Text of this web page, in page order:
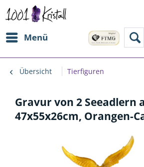
Menü
Übersicht Tierfiguren
Gravur von 2 Seeadlern
47x55x26cm, Orangen-